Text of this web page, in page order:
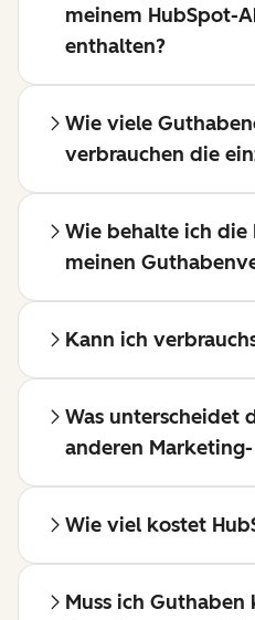
meinem HubSpot-
enthalten?
Wie viele
verbrauchen die
Wie behalte ich
meinen
Kann ich
Was unterscheidet
anderen
Wie viel kostet
Muss ich